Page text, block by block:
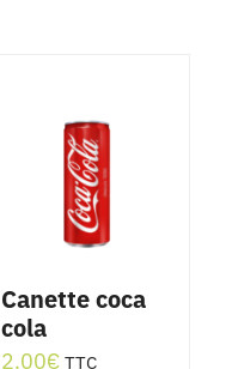
Canette coca
cola
2.00€ TTC